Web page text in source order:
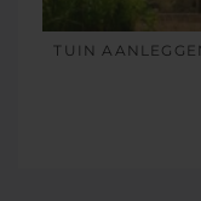
TUIN